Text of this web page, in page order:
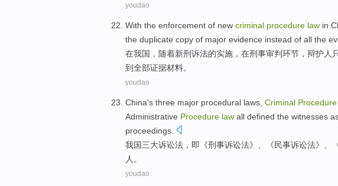
youdao
With the enforcement of new criminal procedure law in
the duplicate copy of major evidence instead of all the
在我国 ， 随着新刑诉法的实施 ，在刑事审判环节 ， 辩护人
到全部证据材料。
youdao
China's three major procedural laws, Criminal Procedure
Administrative Procedure law all defined the witnesses
proceedings
我国三大诉讼法 ，即《刑事诉讼法》、《民事诉讼法》、
人 。
youdao